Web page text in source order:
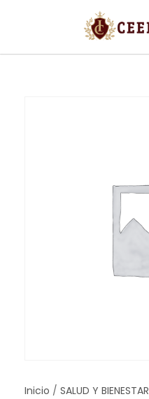
Inicio / SALUD Y BIENESTAR